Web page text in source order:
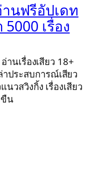
านฟรีอัปเดท
เรื่อง
อ่านเรื่องเสียว 18+
าประสบการณ์เสียว
นวสวิงกิ้ง เรื่องเสียว
น